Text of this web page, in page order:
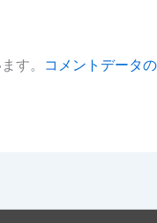
す。 コメントデータ